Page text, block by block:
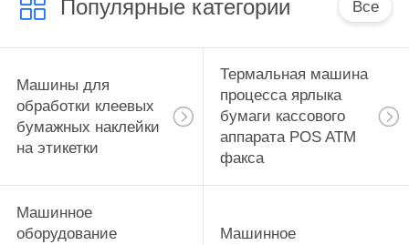
Популярные категории Все
Машины для
обработки клеевых
бумажных наклейки
на этикетки
Термальная машина
процесса ярлыка
бумаги кассового
аппарата POS ATM
факса
Машинное
оборудование
Машинное